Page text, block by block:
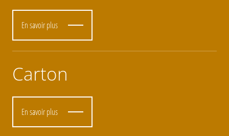
En savoir plus
Carton
En savoir plus